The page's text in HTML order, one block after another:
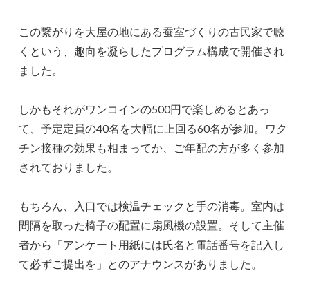
この繋がりを大屋の地にある蚕室づくりの古民家で聴
くという、趣向を凝らしたプログラム構成で開催され
ました。
しかもそれがワンコインの500円で楽しめるとあっ
て、予定定員の40名を大幅に上回る60名が参加。ワク
チン接種の効果も相まってか、ご年配の方が多く参加
されておりました。
もちろん、入口では検温チェックと手の消毒。室内は
間隔を取った椅子の配置に扇風機の設置。そして主催
者から「アンケート用紙には氏名と電話番号を記入し
て必ずご提出を」とのアナウンスがありました。